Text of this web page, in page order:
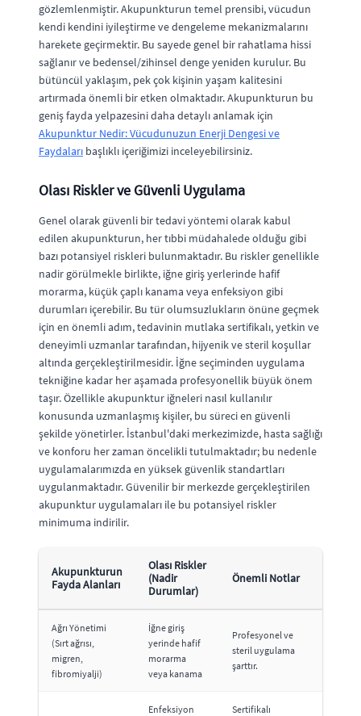
gözlemlenmiştir. Akupunkturun temel prensibi, vücudun
kendi kendini iyileştirme ve dengeleme mekanizmalarını
harekete geçirmektir. Bu sayede genel bir rahatlama hissi
sağlanır ve bedensel/zihinsel denge yeniden kurulur. Bu
bütüncül yaklaşım, pek çok kişinin yaşam kalitesini
artırmada önemli bir etken olmaktadır. Akupunkturun bu
geniş fayda yelpazesini daha detaylı anlamak için
Akupunktur Nedir: Vücudunuzun Enerji Dengesi ve
Faydaları başlıklı içeriğimizi inceleyebilirsiniz.
Olası Riskler ve Güvenli Uygulama
Genel olarak güvenli bir tedavi yöntemi olarak kabul
edilen akupunkturun, her tıbbi müdahalede olduğu gibi
bazı potansiyel riskleri bulunmaktadır. Bu riskler genellikle
nadir görülmekle birlikte, iğne giriş yerlerinde hafif
morarma, küçük çaplı kanama veya enfeksiyon gibi
durumları içerebilir. Bu tür olumsuzlukların önüne geçmek
için en önemli adım, tedavinin mutlaka sertifikalı, yetkin ve
deneyimli uzmanlar tarafından, hijyenik ve steril koşullar
altında gerçekleştirilmesidir. İğne seçiminden uygulama
tekniğine kadar her aşamada profesyonellik büyük önem
taşır. Özellikle akupunktur iğneleri nasıl kullanılır
konusunda uzmanlaşmış kişiler, bu süreci en güvenli
şekilde yönetirler. İstanbul'daki merkezimizde, hasta sağlığı
ve konforu her zaman öncelikli tutulmaktadır; bu nedenle
uygulamalarımızda en yüksek güvenlik standartları
uygulanmaktadır. Güvenilir bir merkezde gerçekleştirilen
akupunktur uygulamaları ile bu potansiyel riskler
minimuma indirilir.
Akupunkturun
Fayda Alanları
Olası Riskler
(Nadir
Durumlar)
Önemli Notlar
Ağrı Yönetimi
(Sırt ağrısı,
migren,
fibromiyalji)
İğne giriş
yerinde hafif
morarma
veya kanama
Profesyonel ve
steril uygulama
şarttır.
Enfeksiyon
Sertifikalı